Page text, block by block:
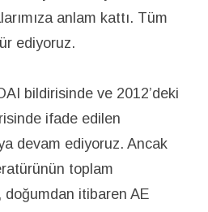
anlam kattı. Tüm
ediyoruz.
bildirisinde ve 2012’deki
ifade edilen
devam ediyoruz. Ancak
toplam
doğumdan itibaren AE